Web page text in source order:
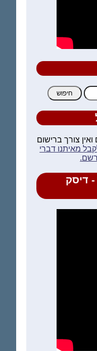
צורך ברישום
מאיתנו דברי
דיסק